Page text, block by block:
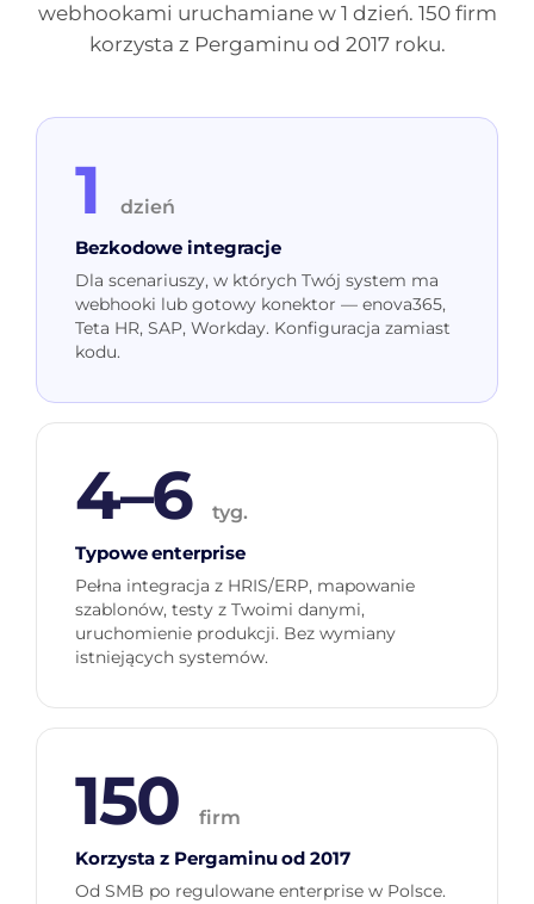
webhookami uruchamiane w 1 dzień. 150 firm
korzysta z Pergaminu od 2017 roku.
1
dzień
Bezkodowe integracje
Dla scenariuszy, w których Twój system ma
webhooki lub gotowy konektor — enova365,
Teta HR, SAP, Workday. Konfiguracja zamiast
kodu.
4–6
tyg.
Typowe enterprise
Pełna integracja z HRIS/ERP, mapowanie
szablonów, testy z Twoimi danymi,
uruchomienie produkcji. Bez wymiany
istniejących systemów.
150
firm
Korzysta z Pergaminu od 2017
Od SMB po regulowane enterprise w Polsce.